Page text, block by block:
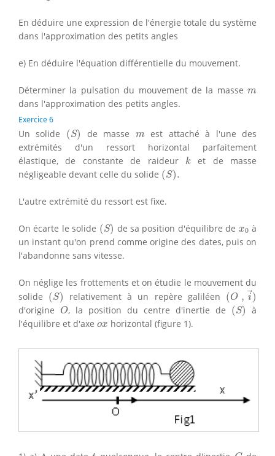
En déduire une expression de l'énergie totale du système
dans l'approximation des petits angles
e) En déduire l'équation différentielle du mouvement.
Déterminer la pulsation du mouvement de la masse m
m
dans l'approximation des petits angles.
Exercice 6
Un solide (S)
(S) de masse m
mest attaché à l'une des
extrémités d'un ressort horizontal parfaitement
élastique, de constante de raideur
k
ket de masse
négligeable devant celle du solide (S).
(S).
L'autre extrémité du ressort est fixe.
On écarte le solide (S)
(S) de sa position d'équilibre de x0
x0 à
un instant qu'on prend comme origine des dates, puis on
l'abandonne sans vitesse.
On néglige les frottements et on étudie le mouvement du
solide (S)
(S) relativement à un repère galiléen (O , i)
(O,i →)
d'origine O
O, la position du centre d'inertie de (S)
(S)
à
l'équilibre et d'axe ox
ox horizontal (figure 1).
t G